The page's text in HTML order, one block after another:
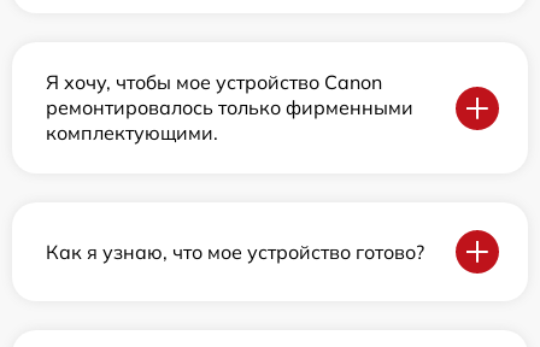
Я хочу, чтобы мое устройство Canon
ремонтировалось только фирменными
комплектующими.
Как я узнаю, что мое устройство готово?